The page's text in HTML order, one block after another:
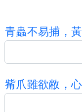
青蟲不易捕 ， 黃
觜爪雖欲敝 ， 心